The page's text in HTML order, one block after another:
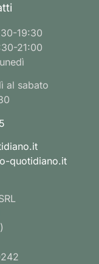
19:30
21:00
al sabato
quotidiano.it